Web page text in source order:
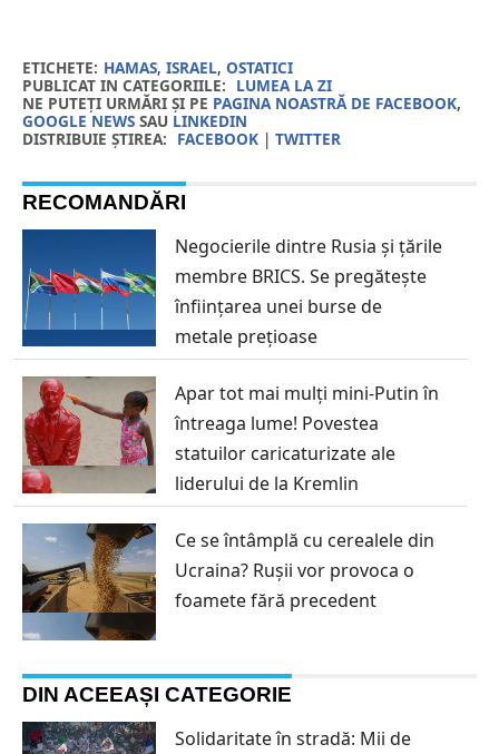
ETICHETE: HAMAS, ISRAEL, OSTATICI
PUBLICAT IN CATEGORIILE: LUMEA LA ZI
NE PUTEȚI URMĂRI ȘI PE PAGINA NOASTRĂ DE FACEBOOK,
GOOGLE NEWSSAU LINKEDIN
DISTRIBUIE ȘTIREA: FACEBOOK| TWITTER
RECOMANDĂRI
Negocierile dintre Rusia și țările
membre BRICS. Se pregătește
înființarea unei burse de
metale prețioase
Apar tot mai mulți mini-Putin în
întreaga lume! Povestea
statuilor caricaturizate ale
liderului de la Kremlin
Ce se întâmplă cu cerealele din
Ucraina? Rușii vor provoca o
foamete fără precedent
DIN ACEEAȘI CATEGORIE
Solidaritate în stradă: Mii de